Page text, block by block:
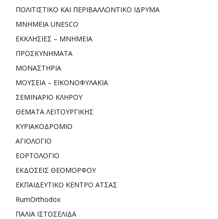
ΠΟΛΙΤΙΣΤΙΚΟ ΚΑΙ ΠΕΡΙΒΑΛΛΟΝΤΙΚΟ ΙΔΡΥΜΑ
ΜΝΗΜΕΙΑ UNESCO
ΕΚΚΛΗΣΙΕΣ – ΜΝΗΜΕΙΑ
ΠΡΟΣΚΥΝΗΜΑΤΑ
ΜΟΝΑΣΤΗΡΙΑ
ΜΟΥΣΕΙΑ – ΕΙΚΟΝΟΦΥΛΑΚΙΑ
ΣΕΜΙΝΑΡΙΟ ΚΛΗΡΟΥ
ΘΕΜΑΤΑ ΛΕΙΤΟΥΡΓΙΚΗΣ
ΚΥΡΙΑΚΟΔΡΟΜΙΟ
ΑΓΙΟΛΟΓΙΟ
ΕΟΡΤΟΛΟΓΙΟ
ΕΚΔΟΣΕΙΣ ΘΕΟΜΟΡΦΟΥ
ΕΚΠΑΙΔΕΥΤΙΚΟ ΚΕΝΤΡΟ ΑΤΣΑΣ
RumOrthodox
ΠΑΛΙΑ ΙΣΤΟΣΕΛΙΔΑ